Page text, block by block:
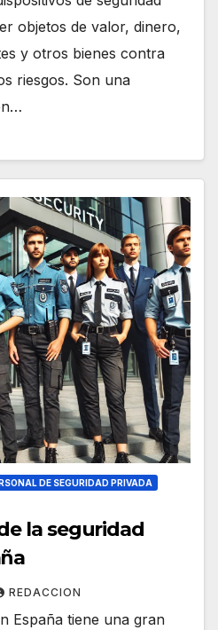
objetos de valor, dinero,
y otros bienes contra
riesgos. Son una
DE SEGURIDAD PRIVADA
la seguridad
REDACCION
España tiene una gran